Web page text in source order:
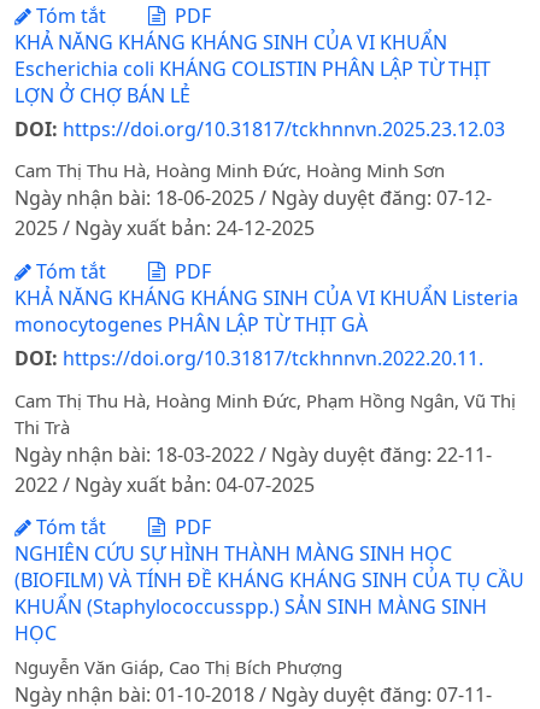
Tóm tắt
PDF
KHẢ NĂNG KHÁNG KHÁNG SINH CỦA VI KHUẨN
Escherichia coli KHÁNG COLISTIN PHÂN LẬP TỪ THỊT
LỢN Ở CHỢ BÁN LẺ
DOI: https://doi.org/10.31817/tckhnnvn.2025.23.12.03
Cam Thị Thu Hà, Hoàng Minh Đức, Hoàng Minh Sơn
Ngày nhận bài: 18-06-2025 / Ngày duyệt đăng: 07-12-
2025 / Ngày xuất bản: 24-12-2025
Tóm tắt
PDF
KHẢ NĂNG KHÁNG KHÁNG SINH CỦA VI KHUẨN Listeria
monocytogenes PHÂN LẬP TỪ THỊT GÀ
DOI: https://doi.org/10.31817/tckhnnvn.2022.20.11.
Cam Thị Thu Hà, Hoàng Minh Đức, Phạm Hồng Ngân, Vũ Thị
Thi Trà
Ngày nhận bài: 18-03-2022 / Ngày duyệt đăng: 22-11-
2022 / Ngày xuất bản: 04-07-2025
Tóm tắt
PDF
NGHIÊN CỨU SỰ HÌNH THÀNH MÀNG SINH HỌC
(BIOFILM) VÀ TÍNH ĐỀ KHÁNG KHÁNG SINH CỦA TỤ CẦU
KHUẨN (Staphylococcusspp.) SẢN SINH MÀNG SINH
HỌC
Nguyễn Văn Giáp, Cao Thị Bích Phượng
Ngày nhận bài: 01-10-2018 / Ngày duyệt đăng: 07-11-